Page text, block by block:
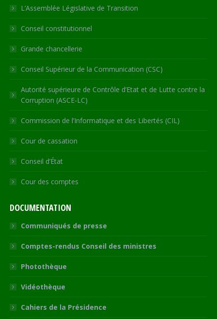
in
new
window
in
new
window
in
new
window
in
new
window
opens
in
new
L’Assemblée Législative de Transition
Conseil constitutionnel
Grande chancellerie
Conseil Supérieur de la Communication (CSC)
Autorité supérieure de Contrôle d’Etat et de Lutte contre la
Corruption (ASCE-LC)
Commission de l’Informatique et des Libertés (CIL)
Cour de cassation
Conseil d’État
Cour des comptes
DOCUMENTATION
Communiqués de presse
Comptes-rendus Conseil des ministres
Photothèque
Vidéothèque
Cahiers de la Présidence